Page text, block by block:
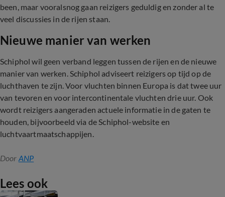
been, maar vooralsnog gaan reizigers geduldig en zonder al te
veel discussies in de rijen staan.
Nieuwe manier van werken
Schiphol wil geen verband leggen tussen de rijen en de nieuwe
manier van werken. Schiphol adviseert reizigers op tijd op de
luchthaven te zijn. Voor vluchten binnen Europa is dat twee uur
van tevoren en voor intercontinentale vluchten drie uur. Ook
wordt reizigers aangeraden actuele informatie in de gaten te
houden, bijvoorbeeld via de Schiphol-website en
luchtvaartmaatschappijen.
Door ANP
Lees ook